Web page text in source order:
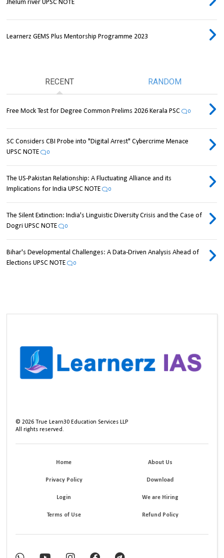
Jhelum river UPSC NOTE
Learnerz GEMS Plus Mentorship Programme 2023
RECENT RANDOM
Free Mock Test for Degree Common Prelims 2026 Kerala PSC 0
SC Considers CBI Probe into "Digital Arrest" Cybercrime Menace
UPSC NOTE
0
The US-Pakistan Relationship: A Fluctuating Alliance and its
Implications for India UPSC NOTE
0
The Silent Extinction: India's Linguistic Diversity Crisis and the Case of
Dogri UPSC NOTE
0
Bihar's Developmental Challenges: A Data-Driven Analysis Ahead of
Elections UPSC NOTE
0
©2026 True Learn30 Education Services LLP
All rights reserved.
Home About Us
Privacy Policy Download
Login We are Hiring
Terms of Use Refund Policy